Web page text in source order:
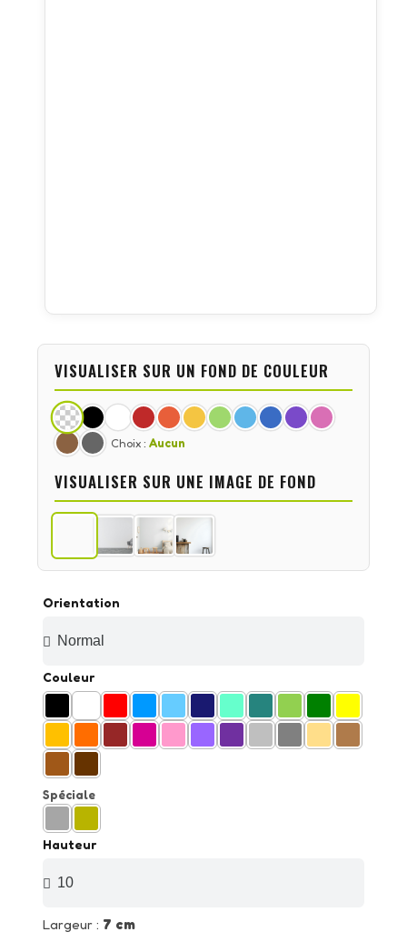
Orientation
Couleur
Spéciale
Hauteur
Largeur : 7 cm
VISUALISER SUR UN FOND DE COULEUR
Choix : Aucun
VISUALISER SUR UNE IMAGE DE FOND